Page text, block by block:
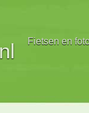
Fietsen en